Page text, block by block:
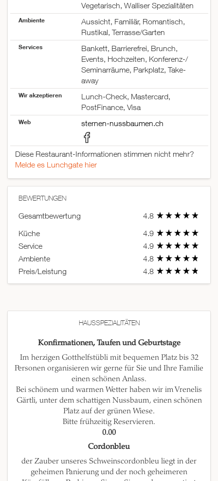
Vegetarisch, Walliser Spezialitäten
Ambiente
Aussicht, Familiär, Romantisch,
Rustikal, Terrasse/Garten
Services
Bankett, Barrierefrei, Brunch,
Events, Hochzeiten, Konferenz-/
Seminarräume, Parkplatz, Take-
away
Wir akzeptieren
Lunch-Check, Mastercard,
PostFinance, Visa
Web sternen-nussbaumen.ch
Diese Restaurant-Informationen stimmen nicht mehr?
Melde es Lunchgate hier
BEWERTUNGEN
Gesamtbewertung
4.8
Küche
4.9
Service
4.9
Ambiente
4.8
Preis/Leistung
4.8
HAUSSPEZIALITÄTEN
Konfirmationen, Taufen und Geburtstage
Im herzigen Gotthelfstübli mit bequemen Platz bis 32
Personen organisieren wir gerne für Sie und Ihre Familie
einen schönen Anlass.
Bei schönem und warmen Wetter haben wir im Vrenelis
Gärtli, unter dem schattigen Nussbaum, einen schönen
Platz auf der grünen Wiese.
Bitte frühzeitig Reservieren.
0.00
Cordonbleu
der Zauber unseres Schweinscordonbleu liegt in der
geheimen Panierung und der noch geheimeren